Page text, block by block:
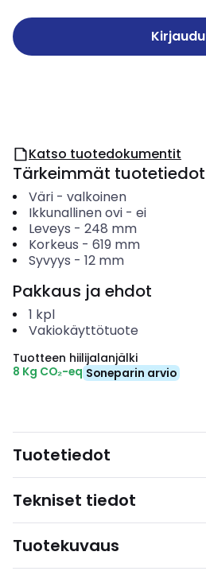
Kirjaudu
Katso tuotedokumentit
Tärkeimmät tuotetiedot
Väri- valkoinen
Ikkunallinen ovi- ei
Leveys - 248 mm
Korkeus - 619 mm
Syvyys - 12 mm
Pakkaus ja ehdot
1 kpl
Vakiokäyttötuote
Tuotteen hiilijalanjälki
8 Kg CO₂-eq Soneparin arvio
Tuotetiedot
Tekniset tiedot
Tuotekuvaus